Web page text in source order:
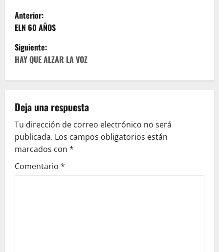
N
a
v
a
c
i
ó
Anterior:
ELN 60 AÑOS
Siguiente:
HAY QUE ALZAR LA VOZ
Deja una respuesta
Tu dirección de correo electrónico no será
publicada. Los campos obligatorios están
marcados con *
Comentario *